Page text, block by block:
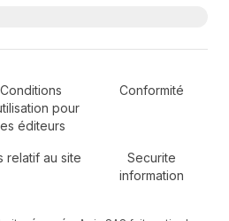
Conditions
pour
éditeurs
Conformité
relatif au site
Securite
information